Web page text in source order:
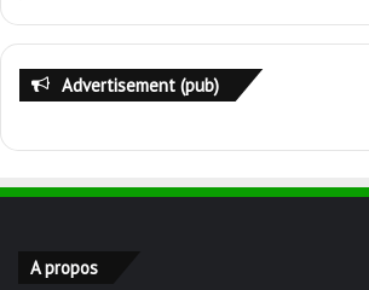
Advertisement (pub)
A propos